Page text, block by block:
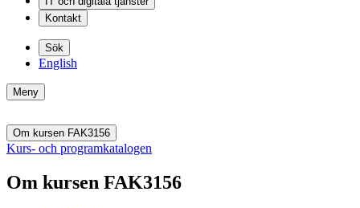
Kontakt
Sök
English
Meny
Om kursen FAK3156
Kurs- och programkatalogen
Om kursen FAK3156